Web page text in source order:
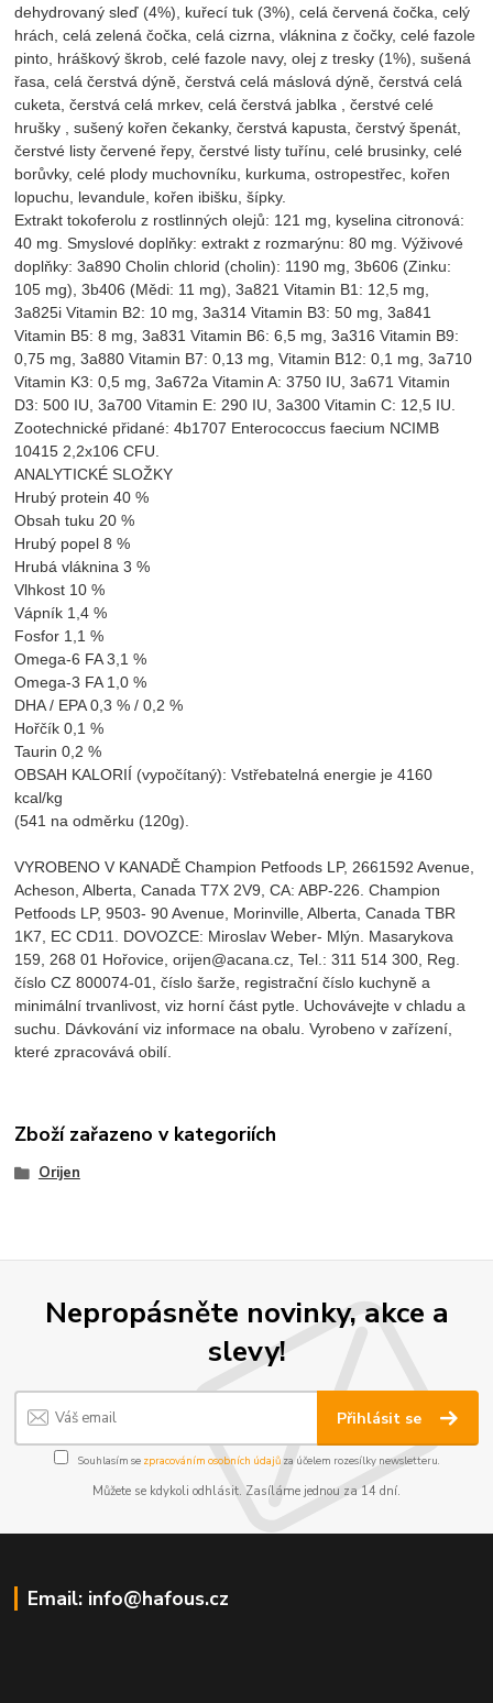
dehydrovaný sleď (4%), kuřecí tuk (3%), celá červená čočka, celý
hrách, celá zelená čočka, celá cizrna, vláknina z čočky, celé fazole
pinto, hráškový škrob, celé fazole navy, olej z tresky (1%), sušená
řasa, celá čerstvá dýně, čerstvá celá máslová dýně, čerstvá celá
cuketa, čerstvá celá mrkev, celá čerstvá jablka , čerstvé celé
hrušky , sušený kořen čekanky, čerstvá kapusta, čerstvý špenát,
čerstvé listy červené řepy, čerstvé listy tuřínu, celé brusinky, celé
borůvky, celé plody muchovníku, kurkuma, ostropestřec, kořen
lopuchu, levandule, kořen ibišku, šípky.
Extrakt tokoferolu z rostlinných olejů: 121 mg, kyselina citronová:
40 mg. Smyslové doplňky: extrakt z rozmarýnu: 80 mg. Výživové
doplňky: 3a890 Cholin chlorid (cholin): 1190 mg, 3b606 (Zinku:
105 mg), 3b406 (Mědi: 11 mg), 3a821 Vitamin B1: 12,5 mg,
3a825i Vitamin B2: 10 mg, 3a314 Vitamin B3: 50 mg, 3a841
Vitamin B5: 8 mg, 3a831 Vitamin B6: 6,5 mg, 3a316 Vitamin B9:
0,75 mg, 3a880 Vitamin B7: 0,13 mg, Vitamin B12: 0,1 mg, 3a710
Vitamin K3: 0,5 mg, 3a672a Vitamin A: 3750 IU, 3a671 Vitamin
D3: 500 IU, 3a700 Vitamin E: 290 IU, 3a300 Vitamin C: 12,5 IU.
Zootechnické přidané: 4b1707 Enterococcus faecium NCIMB
10415 2,2x106 CFU.
ANALYTICKÉ SLOŽKY
Hrubý protein 40 %
Obsah tuku 20 %
Hrubý popel 8 %
Hrubá vláknina 3 %
Vlhkost 10 %
Vápník 1,4 %
Fosfor 1,1 %
Omega-6 FA 3,1 %
Omega-3 FA 1,0 %
DHA / EPA 0,3 % / 0,2 %
Hořčík 0,1 %
Taurin 0,2 %
OBSAH KALORIÍ (vypočítaný): Vstřebatelná energie je 4160
kcal/kg
(541 na odměrku (120g).
VYROBENO V KANADĚ Champion Petfoods LP, 2661592 Avenue,
Acheson, Alberta, Canada T7X 2V9, CA: ABP-226. Champion
Petfoods LP, 9503- 90 Avenue, Morinville, Alberta, Canada TBR
1K7, EC CD11. DOVOZCE: Miroslav Weber- Mlýn. Masarykova
159, 268 01 Hořovice, orijen@acana.cz, Tel.: 311 514 300, Reg.
číslo CZ 800074-01, číslo šarže, registrační číslo kuchyně a
minimální trvanlivost, viz horní část pytle. Uchovávejte v chladu a
suchu. Dávkování viz informace na obalu. Vyrobeno v zařízení,
které zpracovává obilí.
Zboží zařazeno v kategoriích
Orijen
Nepropásněte novinky, akce a
slevy!
Přihlásit se
Souhlasím se zpracováním osobních údajůza účelem rozesílky newsletteru.
Můžete se kdykoli odhlásit. Zasíláme jednou za 14 dní.
Email: info@hafous.cz